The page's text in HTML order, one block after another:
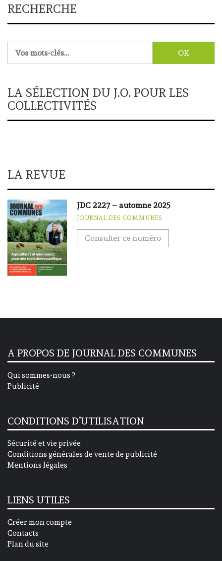
RECHERCHE
LA SÉLECTION DU J.O. POUR LES
COLLECTIVITÉS
LA REVUE
JDC 2227 – automne 2025
JOURNAL DES COMMUNES
Consulter ce numéro
A PROPOS DE JOURNAL DES COMMUNES
Qui sommes-nous ?
Publicité
CONDITIONS D’UTILISATION
Sécurité et vie privée
Conditions générales de vente de publicité
Mentions légales
LIENS UTILES
Créer mon compte
Contacts
Plan du site